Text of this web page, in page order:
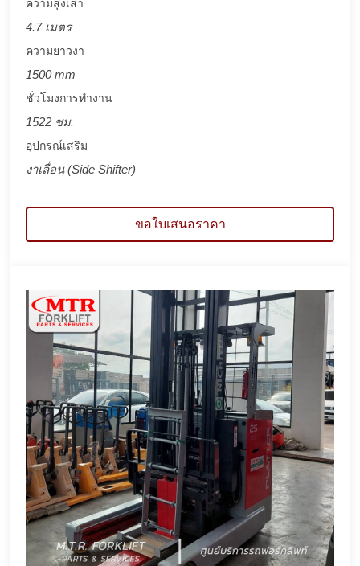
ความสูงเสา
4.7 เมตร
ความยาวงา
1500 mm
ชั่วโมงการทำงาน
1522 ชม.
อุปกรณ์เสริม
งาเลื่อน (Side Shifter)
ขอใบเสนอราคา